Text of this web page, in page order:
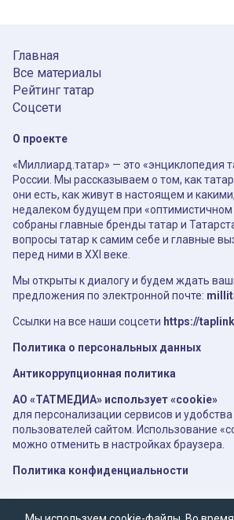
Главная
Все материалы
Рейтинг татар
Соцсети
О проекте
«Миллиард.татар» — это «энциклопедия
России. Мы рассказываем о том, как
они есть, как живут в настоящем и
недалеком будущем при «оптимистичном
собраны главные бренды татар и
вопросы татар к самим себе и главные
перед ними в XXI веке.
Мы открыты к диалогу и будем ждать
предложения по электронной почте:
Ссылки на все наши соцсети https://
Политика о персональных данных
Антикоррупционная политика
АО «ТАТМЕДИА» использует «cookie»
для персонализации сервисов и удобства
пользователей сайтом. Использование
можно отменить в настройках браузера.
Политика конфиденциальности